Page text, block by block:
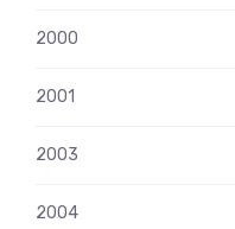
2000
2001
2003
2004